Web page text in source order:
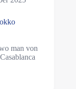
man von